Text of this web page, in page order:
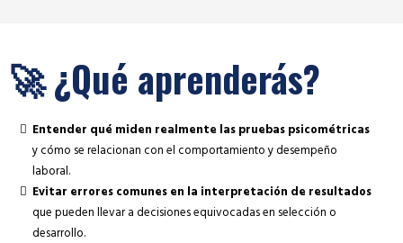
🚀 ¿Qué aprenderás?
Entender qué miden realmente las pruebas psicométricas
y cómo se relacionan con el comportamiento y desempeño
laboral.
Evitar errores comunes en la interpretación de resultados
que pueden llevar a decisiones equivocadas en selección o
desarrollo.